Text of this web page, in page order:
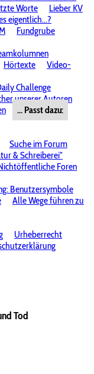
Worte
Lieber KV
eigentlich...?
Fundgrube
Hörtexte
Video-
Challenge
unserer Autoren
... Passt dazu:
Suche im Forum
& Schreiberei"
Foren
Benutzersymbole
Alle Wege führen zu
Urheberrecht
Tod